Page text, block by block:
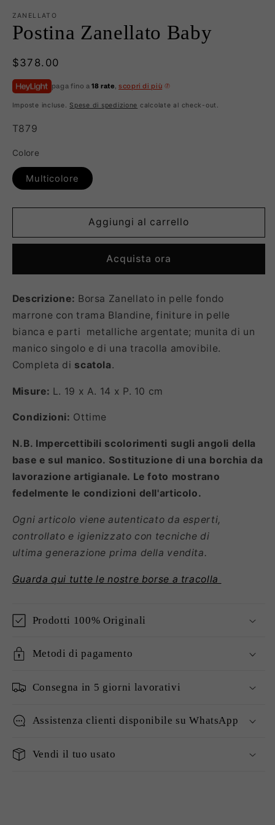
ZANELLATO
Postina Zanellato Baby
Prezzo
di
listino
$378.00
paga fino a18 rate scopri di più
Imposte incluse. Spese di spedizione calcolate al check-out.
SKU:
T879
Colore
Multicolore
Aggiungi al carrello
Acquista ora
Descrizione: Borsa Zanellato in pelle fondo
marrone con trama Blandine, finiture in pelle
bianca e parti metalliche argentate; munita di un
manico singolo e di una tracolla amovibile.
Completa di scatola.
Misure: L. 19 x A. 14 x P. 10 cm
Condizioni: Ottime
N.B. Impercettibili scolorimenti sugli angoli della
base e sul manico. Sostituzione di una borchia da
lavorazione artigianale. Le foto mostrano
fedelmente le condizioni dell'articolo.
Ogni articolo viene autenticato da esperti,
controllato e igienizzato con tecniche di
ultima generazione prima della vendita.
Guarda qui tutte le nostre borse a tracolla
Prodotti 100% Originali
Metodi di pagamento
Consegna in 5 giorni lavorativi
Assistenza clienti disponibile su WhatsApp
Vendi il tuo usato